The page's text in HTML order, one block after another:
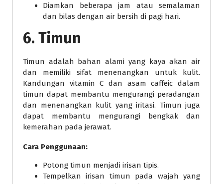
Diamkan beberapa jam atau semalaman
dan bilas dengan air bersih di pagi hari.
6. Timun
Timun adalah bahan alami yang kaya akan air
dan memiliki sifat menenangkan untuk kulit.
Kandungan vitamin C dan asam caffeic dalam
timun dapat membantu mengurangi peradangan
dan menenangkan kulit yang iritasi. Timun juga
dapat membantu mengurangi bengkak dan
kemerahan pada jerawat.
Cara Penggunaan:
Potong timun menjadi irisan tipis.
Tempelkan irisan timun pada wajah yang